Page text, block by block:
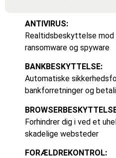
ANTIVIRUS:
Realtidsbeskyttelse mod
ransomware og spyware
BANKBESKYTTELSE:
Automatiske
bankforretninger og
Forhindrer dig i ved et
skadelige websteder
FORÆLDREKONTROL: